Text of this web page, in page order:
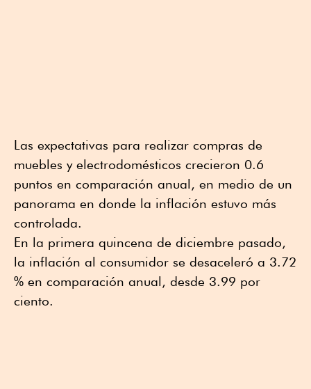
Las expectativas para realizar compras de
muebles y electrodomésticos crecieron 0.6
puntos en comparación anual, en medio de un
panorama en donde la inflación estuvo más
controlada.
En la primera quincena de diciembre pasado,
la inflación al consumidor se desaceleró a 3.72
% en comparación anual, desde 3.99 por
ciento.